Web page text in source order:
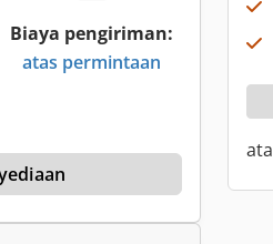
Biaya pengiriman:
atas permintaan